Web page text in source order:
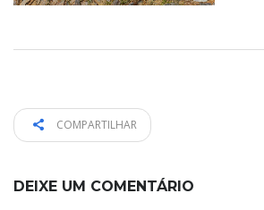
COMPARTILHAR
DEIXE UM COMENTÁRIO